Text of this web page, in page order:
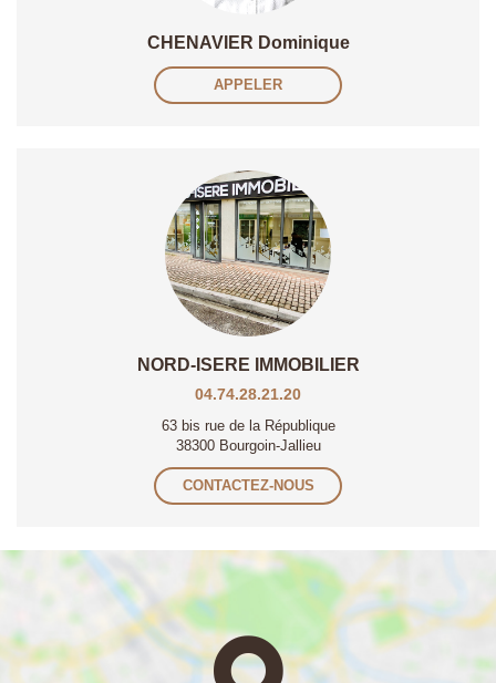
CHENAVIER Dominique
APPELER
NORD-ISERE IMMOBILIER
04.74.28.21.20
63 bis rue de la République
38300 Bourgoin-Jallieu
CONTACTEZ-NOUS